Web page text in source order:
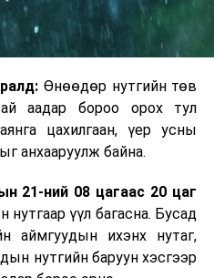
Өнөөдөр нутгийн төв
аадар бороо орох тул
цахилгаан, үер усны
анхааруулж байна.
21-ний 08 цагаас 20 цаг
үүл багасна. Бусад
аймгуудын ихэнх нутаг,
нутгийн баруун хэсгээр